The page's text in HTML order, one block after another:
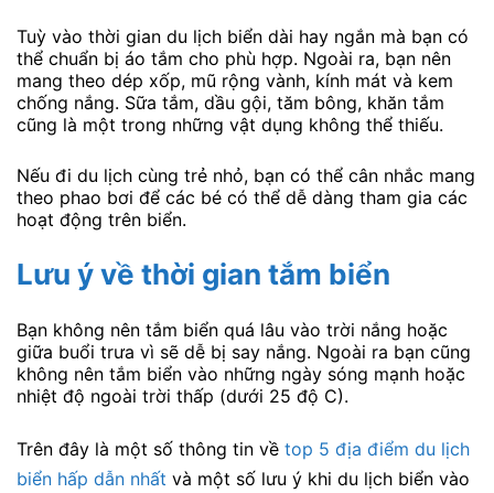
Tuỳ vào thời gian du lịch biển dài hay ngắn mà bạn có
thể chuẩn bị áo tắm cho phù hợp. Ngoài ra, bạn nên
mang theo dép xốp, mũ rộng vành, kính mát và kem
chống nắng. Sữa tắm, dầu gội, tăm bông, khăn tắm
cũng là một trong những vật dụng không thể thiếu.
Nếu đi du lịch cùng trẻ nhỏ, bạn có thể cân nhắc mang
theo phao bơi để các bé có thể dễ dàng tham gia các
hoạt động trên biển.
Lưu ý về thời gian tắm biển
Bạn không nên tắm biển quá lâu vào trời nắng hoặc
giữa buổi trưa vì sẽ dễ bị say nắng. Ngoài ra bạn cũng
không nên tắm biển vào những ngày sóng mạnh hoặc
nhiệt độ ngoài trời thấp (dưới 25 độ C).
Trên đây là một số thông tin về top 5 địa điểm du lịch
biển hấp dẫn nhất và một số lưu ý khi du lịch biển vào